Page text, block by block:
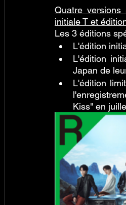
Quatre
initiale T et
Les 3 éditions
L'édition
L'édition
Japan de
L'édition
Kiss" en